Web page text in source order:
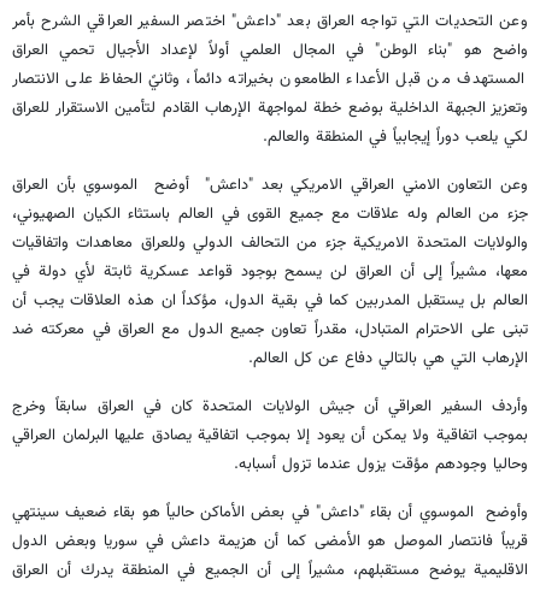
وعن التحديات التي تواجه العراق بعد "داعش" اختصر السفير العراقي الشرح بأمر
واضح هو "بناء الوطن" في المجال العلمي أولاً لإعداد الأجيال تحمي العراق
المستهدف من قبل الأعداء الطامعون بخيراته دائماً، وثانيً الحفاظ على الانتصار
وتعزيز الجبهة الداخلية بوضع خطة لمواجهة الإرهاب القادم لتأمين الاستقرار للعراق
لكي يلعب دوراً إيجابياً في المنطقة والعالم.
وعن التعاون الامني العراقي الامريكي بعد "داعش" أوضح الموسوي بأن العراق
جزء من العالم وله علاقات مع جميع القوى في العالم باستثاء الكيان الصهيوني،
والولايات المتحدة الامريكية جزء من التحالف الدولي وللعراق معاهدات واتفاقيات
معها، مشيراً إلى أن العراق لن يسمح بوجود قواعد عسكرية ثابتة لأي دولة في
العالم بل يستقبل المدربين كما في بقية الدول، مؤكداً ان هذه العلاقات يجب أن
تبنى على الاحترام المتبادل، مقدراً تعاون جميع الدول مع العراق في معركته ضد
الإرهاب التي هي بالتالي دفاع عن كل العالم.
وأردف السفير العراقي أن جيش الولايات المتحدة كان في العراق سابقاً وخرج
بموجب اتفاقية ولا يمكن أن يعود إلا بموجب اتفاقية يصادق عليها البرلمان العراقي
وحاليا وجودهم مؤقت يزول عندما تزول أسبابه.
وأوضح الموسوي أن بقاء "داعش" في بعض الأماكن حالياً هو بقاء ضعيف سينتهي
قريباً فانتصار الموصل هو الأمضى كما أن هزيمة داعش في سوريا وبعض الدول
الاقليمية يوضح مستقبلهم، مشيراً إلى أن الجميع في المنطقة يدرك أن العراق